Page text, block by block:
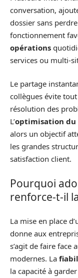
conversation,
dossier sans
fonctionnement
opérations
services ou multi-
Le partage
collègues évite
résolution des
L’optimisation du
alors un objectif
les grandes
satisfaction client.
Pourquoi
renforce-t-il
La mise en place
donne aux
s’agit de faire face
modernes. La
la capacité à